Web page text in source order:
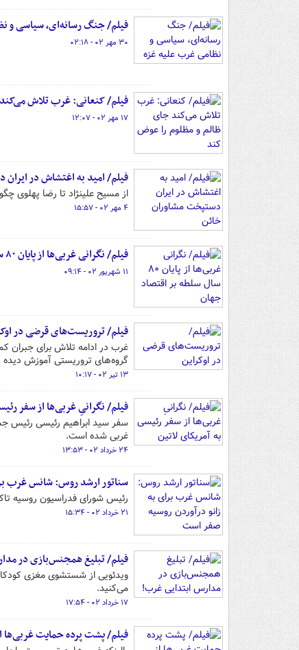
فیلم/ جنگ رسانه‌ای، سیاسی و
۳۰ مهر ۰۲ - ۰۲:۱۸
فیلم/ کنعانی: غرب تلاش
۱۷ مهر ۰۲ - ۱۲:۰۷
فیلم/ امید به اغتشاش در
از مسیح علینژاد تا رضا پهلوی
۴ مهر ۰۲ - ۱۵:۵۷
فیلم/ نگرانی غربی‌ها از پایان ۸۰ سال سلطه بر اقتصاد جهان
۱۱ شهریور ۰۲ - ۰۹:۱۴
فیلم/ تروریست‌های قرضی در
غرب در ادامه تلاش برای جبران
گروه‌های تروریستی آموزش
۱۳ تیر ۰۲ - ۱۰:۱۷
فیلم/ نگرانیِ غربی‌ها از سفر
سفر سید ابراهیم رئیسی رئیس
غربی شده است.
۲۴ خرداد ۰۲ - ۱۳:۵۳
سناتور ارشد روس: شانس غرب
رئیس شورای فدراسیون روسیه
۲۱ خرداد ۰۲ - ۱۵:۳۴
فیلم/ تبلیغ همجنس‌بازی در
ویدئویی از شستشوی مغزی
می‌کنید.
۱۷ خرداد ۰۲ - ۱۷:۵۴
فیلم/ پشت پرده حمایت غربی‌ها